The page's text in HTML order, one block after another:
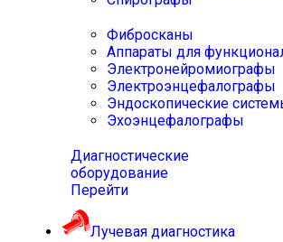
Фибросканы
Аппараты для
Электронейромиографы
Электроэнцефалографы
Эндоскопические
Эхоэнцефалографы
Диагностические
оборудование
Перейти
Лучевая диагностика